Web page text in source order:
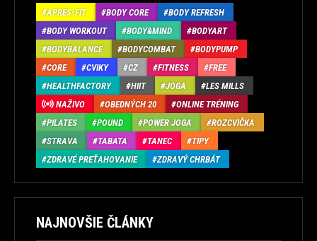
APRÉS-FIT BODY CORE
BODY REFRESH
BODY WORKOUT
BODY&MIND
BODYART
BODYBALANCE
BODYCOMBAT
BODYPUMP
CORE
CVIKY CZ FITNESS
FREE
HEALTHFACTORY
HIIT JOGA
LES MILLS
NAŽIVO
OBEDNÝCH 20
ONLINE TRÉNING
PILATES
POUND POWER JOGA
ROZCVIČKA
STRAVA
TABATA TANEC
TIPY
ZDRAVÉ PREŤAHOVANIE
ZDRAVÝ CHRBÁT
NAJNOVŠIE ČLÁNKY